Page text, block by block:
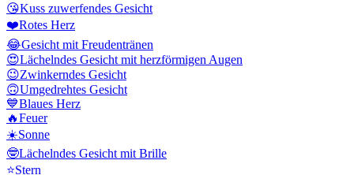
😘Kuss zuwerfendes Gesicht
❤️Rotes Herz
😂Gesicht mit Freudentränen
😍Lächelndes Gesicht mit herzförmigen Augen
😉Zwinkerndes Gesicht
🙃Umgedrehtes Gesicht
💙Blaues Herz
🔥Feuer
☀️Sonne
🤓Lächelndes Gesicht mit Brille
⭐Stern